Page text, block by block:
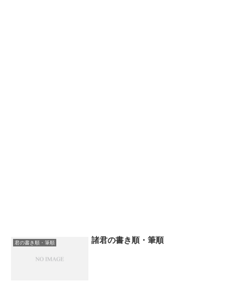
君の書き順・筆順 諸君の書き順・筆順